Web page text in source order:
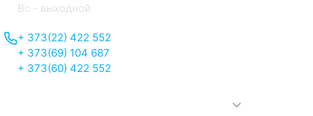
Вс - выходной
+ 373(22) 422 552
+ 373(69) 104 687
+ 373(60) 422 552